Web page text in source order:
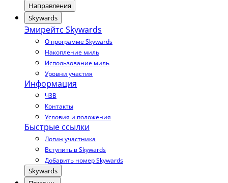
Направления
Skywards
Эмирейтс Skywards
О программе Skywards
Накопление миль
Использование миль
Уровни участия
Информация
ЧЗВ
Контакты
Условия и положения
Быстрые ссылки
Логин участника
Вступить в Skywards
Добавить номер Skywards
Skywards